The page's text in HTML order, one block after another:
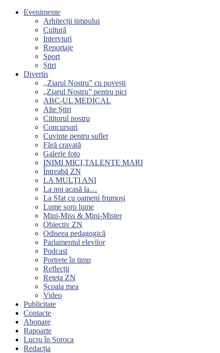
Evenimente
Arhitecții timpului
Cultură
Interviuri
Reportaje
Sport
Știri
Divertis
,,Ziarul Nostru” cu povești
„Ziarul Nostru” pentru pici
ABC-UL MEDICAL
Alte Știri
Cititorul nostru
Concursuri
Cuvinte pentru suflet
Fără cravată
Galerie foto
INIMI MICI,TALENTE MARI
Întreabă ZN
LA MULŢI ANI
La noi acasă la…
La Sfat cu oameni frumoși
Lume soro lume
Mini-Miss & Mini-Mister
Obiectiv ZN
Odiseea pedagogică
Parlamentul elevilor
Podcast
Portrete în timp
Reflecții
Reteta ZN
Școala mea
Video
Publicitate
Contacte
Abonare
Rapoarte
Lucru în Soroca
Redacția